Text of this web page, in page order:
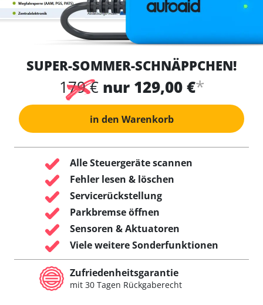
SUPER-SOMMER-SCHNÄPPCHEN!
179 € nur 129,00 €*
in den Warenkorb
Alle Steuergeräte scannen
Fehler lesen & löschen
Servicerückstellung
Parkbremse öffnen
Sensoren & Aktuatoren
Viele weitere Sonderfunktionen
Zufriedenheitsgarantie
mit 30 Tagen Rückgaberecht